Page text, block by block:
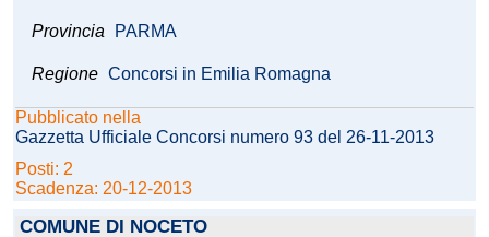
Provincia PARMA
Regione Concorsi in Emilia Romagna
Pubblicato nella
Gazzetta Ufficiale Concorsi numero 93 del 26-11-2013
Posti: 2
Scadenza: 20-12-2013
COMUNE DI NOCETO